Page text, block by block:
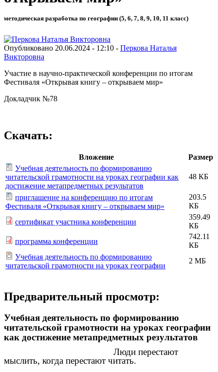
методическая разработка по географии (5, 6, 7, 8, 9, 10, 11 класс)
Опубликовано 20.06.2024 - 12:10 - Перкова Наталья
Викторовна
Участие в научно-практической конференции по итогам
Фестиваля «Открывая книгу – открываем мир»
Докладчик №78
Скачать:
Вложение
Размер
Учебная деятельность по формированию
читательской грамотности на уроках географии как
достижение метапредметных результатов
48 КБ
приглашение на конференцию по итогам
Фестиваля «Открывая книгу – открываем мир»
203.5
КБ
сертификат участника конференции
359.49
КБ
программа конференции
742.11
КБ
Учебная деятельность по формированию
читательской грамотности на уроках географии
2 МБ
Предварительный просмотр:
Учебная деятельность по формированию
читательской грамотности на уроках географии
как достижение метапредметных результатов
Люди перестают
мыслить, когда перестают читать.